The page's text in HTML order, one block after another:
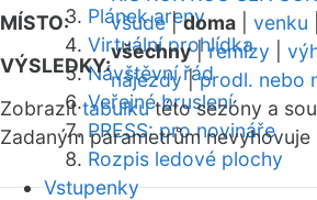
Plánek areny
Virtuální prohlídka
Návštěvní řád
Veřejné bruslení
PRESS: pro novináře
Rozpis ledové plochy
Vstupenky
MÍSTO:
všude|doma venku
VÝSLEDKY:
všechny|remízy
nájezdy|prodl. nebo
Zobrazittabulkutéto sezóny a
Zadaným parametrům